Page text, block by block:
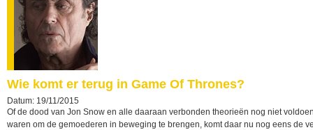
Wie komt er terug in Game Of Thrones?
Datum: 19/11/2015
Of de dood van Jon Snow en alle daaraan verbonden theorieën nog niet
waren om de gemoederen in beweging te brengen, komt daar nu nog eens de